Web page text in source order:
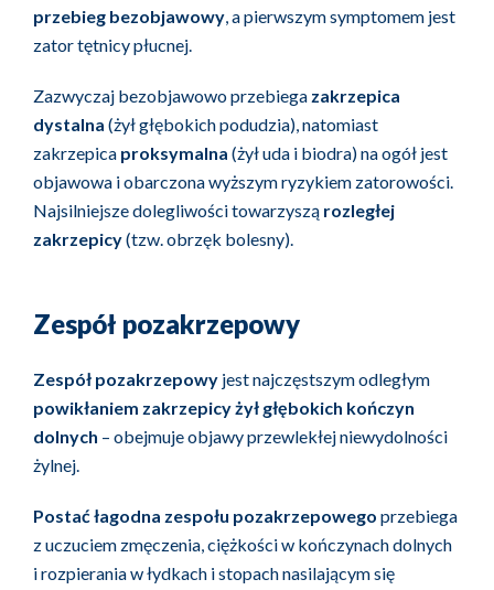
przebieg bezobjawowy, a pierwszym symptomem jest
zator tętnicy płucnej.
Zazwyczaj bezobjawowo przebiega zakrzepica
dystalna (żył głębokich podudzia), natomiast
zakrzepica proksymalna (żył uda i biodra) na ogół jest
objawowa i obarczona wyższym ryzykiem zatorowości.
Najsilniejsze dolegliwości towarzyszą rozległej
zakrzepicy(tzw. obrzęk bolesny).
Zespół pozakrzepowy
Zespół pozakrzepowy jest najczęstszym odległym
powikłaniem zakrzepicy żył głębokich kończyn
dolnych – obejmuje objawy przewlekłej niewydolności
żylnej.
Postać łagodna zespołu pozakrzepowego przebiega
z uczuciem zmęczenia, ciężkości w kończynach dolnych
i rozpierania w łydkach i stopach nasilającym się